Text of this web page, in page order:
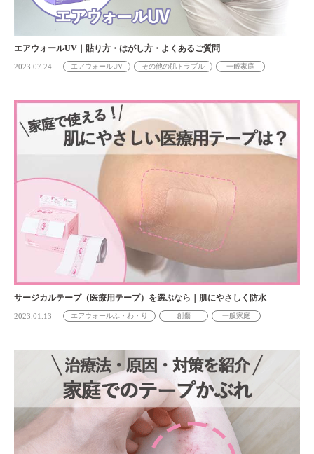
エアウォールUV｜貼り方・はがし方・よくあるご質問
2023.07.24 エアウォールUV その他の肌トラブル 一般家庭
サージカルテープ（医療用テープ）を選ぶなら｜肌にやさしく防水
2023.01.13 エアウォールふ・わ・り 創傷 一般家庭